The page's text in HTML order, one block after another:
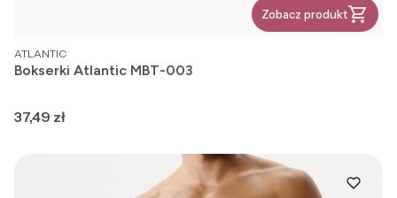
Zobacz produkt
PRODUCENT
ATLANTIC
Bokserki Atlantic MBT-003
Cena
37,49 zł